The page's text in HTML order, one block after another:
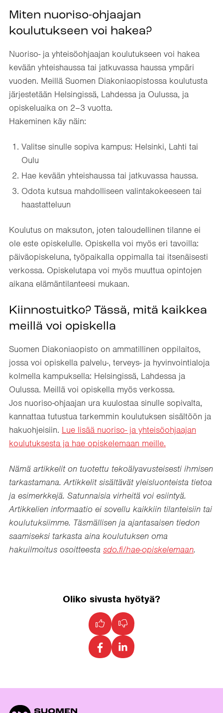
Miten nuoriso-ohjaajan
koulutukseen voi hakea?
Nuoriso- ja yhteisöohjaajan koulutukseen voi hakea
kevään yhteishaussa tai jatkuvassa haussa ympäri
vuoden. Meillä Suomen Diakoniaopistossa koulutusta
järjestetään Helsingissä, Lahdessa ja Oulussa, ja
opiskeluaika on 2–3 vuotta.
Hakeminen käy näin:
Valitse sinulle sopiva kampus: Helsinki, Lahti tai
Oulu
Hae kevään yhteishaussa tai jatkuvassa haussa.
Odota kutsua mahdolliseen valintakokeeseen tai
haastatteluun
Koulutus on maksuton, joten taloudellinen tilanne ei
ole este opiskelulle. Opiskella voi myös eri tavoilla:
päiväopiskeluna, työpaikalla oppimalla tai itsenäisesti
verkossa. Opiskelutapa voi myös muuttua opintojen
aikana elämäntilanteesi mukaan.
Kiinnostuitko? Tässä, mitä kaikkea
meillä voi opiskella
Suomen Diakoniaopisto on ammatillinen oppilaitos,
jossa voi opiskella palvelu-, terveys- ja hyvinvointialoja
kolmella kampuksella: Helsingissä, Lahdessa ja
Oulussa. Meillä voi opiskella myös verkossa.
Jos nuoriso-ohjaajan ura kuulostaa sinulle sopivalta,
kannattaa tutustua tarkemmin koulutuksen sisältöön ja
hakuohjeisiin. Lue lisää nuoriso- ja yhteisöohjaajan
koulutuksesta ja hae opiskelemaan meille.
Nämä artikkelit on tuotettu tekoälyavusteisesti ihmisen
tarkastamana. Artikkelit sisältävät yleisluonteista tietoa
ja esimerkkejä. Satunnaisia virheitä voi esiintyä.
Artikkelien informaatio ei sovellu kaikkiin tilanteisiin tai
koulutuksiimme. Täsmällisen ja ajantasaisen tiedon
saamiseksi tarkasta aina koulutuksen oma
hakuilmoitus osoitteesta sdo.fi/hae-opiskelemaan.
Oliko sivusta hyötyä?